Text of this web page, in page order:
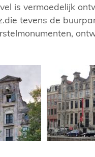
is vermoedelijk
tevens de